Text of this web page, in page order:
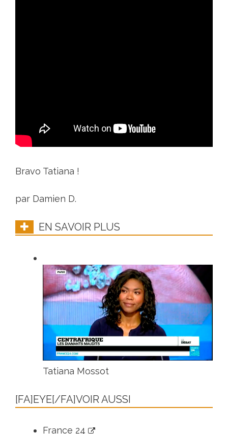
Bravo Tatiana !
par Damien D.
EN SAVOIR PLUS
Tatiana Mossot
[FA]EYE[/FA]VOIR AUSSI
France 24